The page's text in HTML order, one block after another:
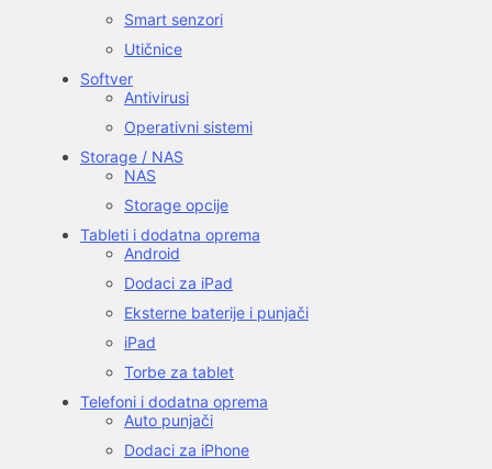
Smart senzori
Utičnice
Softver
Antivirusi
Operativni sistemi
Storage / NAS
NAS
Storage opcije
Tableti i dodatna oprema
Android
Dodaci za iPad
Eksterne baterije i punjači
iPad
Torbe za tablet
Telefoni i dodatna oprema
Auto punjači
Dodaci za iPhone